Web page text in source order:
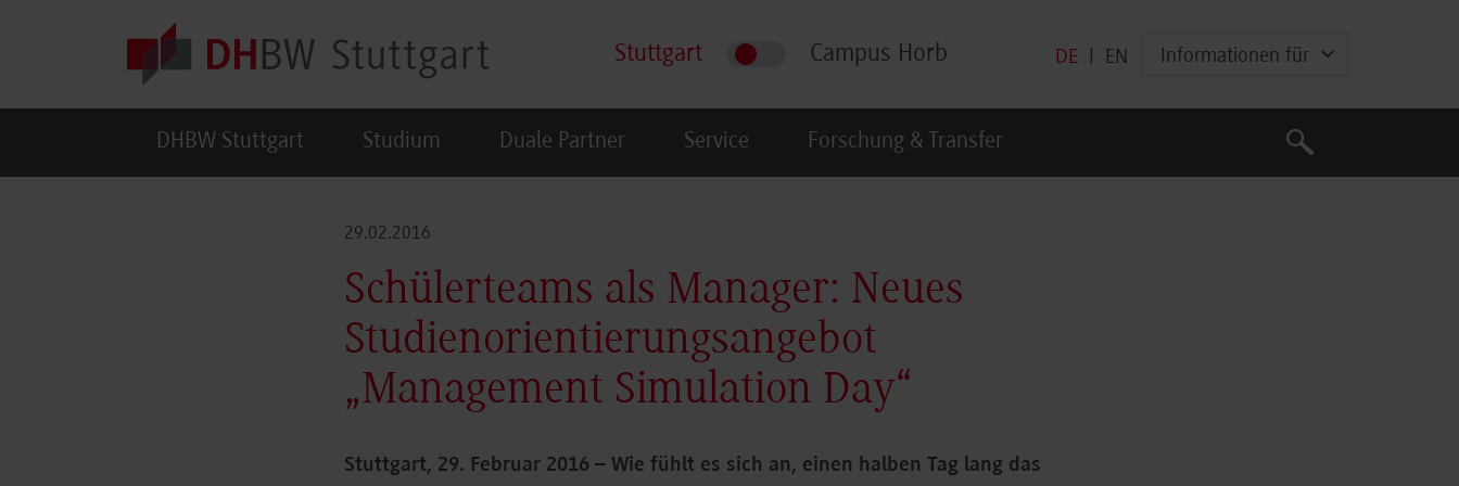
Stuttgart Campus Horb DE EN Informationen für
DHBW Stuttgart Studium Duale Partner Service Forschung & Transfer
Suche
Suche
29.02.2016
Schülerteams als Manager: Neues
Studienorientierungsangebot
„Management Simulation Day“
Stuttgart, 29. Februar 2016 – Wie fühlt es sich an, einen halben Tag lang das